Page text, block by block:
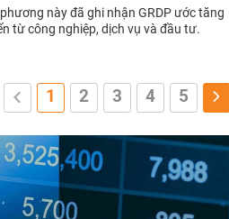
này đã ghi nhận GRDP ước tăng
từ công nghiệp, dịch vụ và đầu tư.
1 2 3 4 5